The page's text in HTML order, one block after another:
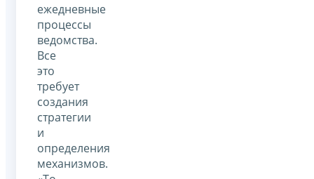
ежедневные
процессы
ведомства.
Все
это
требует
создания
стратегии
и
определения
механизмов.